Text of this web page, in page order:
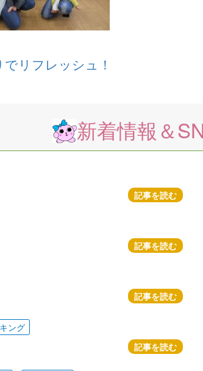
リフレッシュ！
新着情報＆
記事を読む
記事を読む
記事を読む
ング
記事を読む